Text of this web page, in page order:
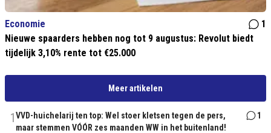
Economie
1
Nieuwe spaarders hebben nog tot 9 augustus: Revolut biedt
tijdelijk 3,10% rente tot €25.000
Meer artikelen
1VVD-huichelarij ten top: Wel stoer kletsen tegen de pers,
maar stemmen VÓÓR zes maanden WW in het buitenland!
1